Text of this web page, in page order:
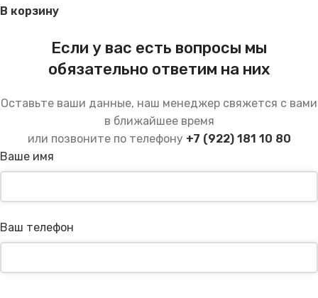
В корзину
Если у вас есть вопросы мы
обязательно ответим на них
Оставьте ваши данные, наш менеджер свяжется с вами
в ближайшее время
или позвоните по телефону +7 (922) 181 10 80
Ваше имя
Ваш телефон